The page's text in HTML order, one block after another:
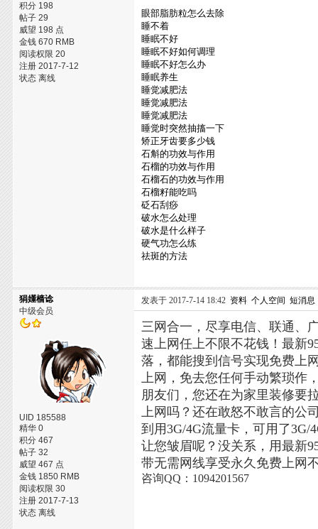
积分 198
帖子 29
威望 198 点
金钱 670 RMB
阅读权限 20
注册 2017-7-12
状态 离线
眼部脂肪粒怎么去除
睡不着
睡眠不好
睡眠不好如何调理
睡眠不好怎么办
睡眠养生
睡觉减肥法
睡觉减肥法
睡觉减肥法
睡觉时突然抽搐一下
矫正牙齿要多少钱
石斛的功效与作用
石榴的功效与作用
石榴石的功效与作用
石榴籽能吃吗
砭石刮痧
破水怎么处理
破水是什么样子
硬气功怎么练
祛斑的方法
狷嬞樯谂
中级会员
UID 185588
精华 0
积分 467
帖子 32
威望 467 点
金钱 1850 RMB
阅读权限 30
注册 2017-7-13
状态 离线
发表于 2017-7-14 18:42 资料 个人空间 短消息
三网合一，尽享电信、联通、
速上网任上不限不花钱！最新
落，都能搜到信号实现免费上
上网，免去您任何手动繁琐作
朋友们，您还在为家里装修要
上网吗？还在敢怒不敢言的公
到用3G/4G流量卡，可用了
让您皱眉呢？没关系，用最新
带无需网线享受永久免费上网
咨询QQ：1094201567